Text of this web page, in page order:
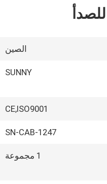
الصين
SUNNY
CE,ISO9001
SN-CAB-1247
1 مجموعة